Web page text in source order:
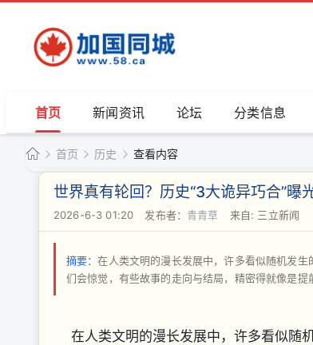
首页 新闻资讯 论坛 分类信息
加
首页
›
历史
›
查看内容
世界真有轮回？历史“3大诡异巧合”曝
2026-6-3 01:20 发布者： 青青草 来自: 三立新闻
摘要：在人类文明的漫长发展中，许多看似随机发
们会惊觉，有些故事的走向与结局，精密得就像是
在人类文明的漫长发展中，许多看似随